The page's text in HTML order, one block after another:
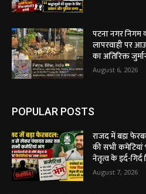
पटना नगर
लापरवाही पर
का अतिरिक्त
August 6, 2026
POPULAR POSTS
राजद में बड़ा
की सभी कमेटियां
नेतृत्व के इर्द-
August 7, 2026